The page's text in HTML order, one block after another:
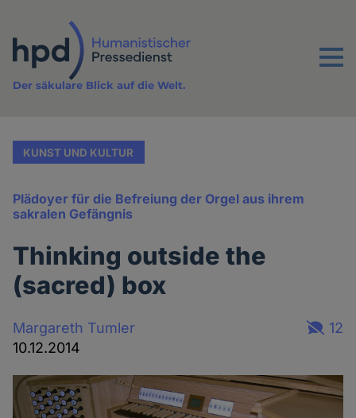
Inhalt
Menu
Der säkulare Blick auf die Welt.
KUNST UND KULTUR
Plädoyer für die Befreiung der Orgel aus ihrem
sakralen Gefängnis
Thinking outside the
(sacred) box
Margareth Tumler
10.12.2014
12